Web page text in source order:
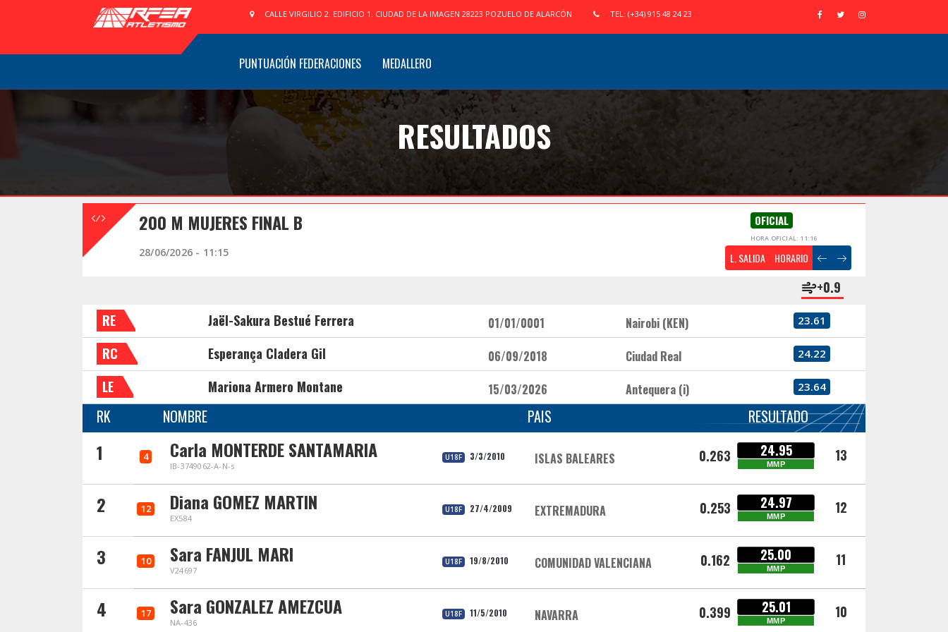
CALLE VIRGILIO 2. EDIFICIO 1. CIUDAD DE LA IMAGEN 28223 POZUELO DE ALARCÓN TEL: (+34) 915 48 24 23
PUNTUACIÓN FEDERACIONES MEDALLERO
RESULTADOS
200 M MUJERES FINAL B OFICIAL
HORA OFICIAL: 11:16
28/06/2026 - 11:15 L. SALIDA HORARIO
+0.9
RE
Jaël-Sakura Bestué Ferrera 01/01/0001 Nairobi (KEN) 23.61
RC Esperança Cladera Gil 06/09/2018 Ciudad Real 24.22
LE Mariona Armero Montane 15/03/2026 Antequera (i) 23.64
RK NOMBRE PAIS RESULTADO
1 4 Carla MONTERDE SANTAMARIA
IB-3749062-A-N-s
U18F 3/3/2010 ISLAS BALEARES 0.263 24.95
MMP 13
2 12 Diana GOMEZ MARTIN
EX584
U18F 27/4/2009 EXTREMADURA 0.253 24.97
MMP 12
3 10 Sara FANJUL MARI
V24697
U18F 19/8/2010 COMUNIDAD VALENCIANA 0.162 25.00
MMP 11
4 17 Sara GONZALEZ AMEZCUA
NA-436
U18F 11/5/2010 NAVARRA 0.399 25.01
MMP 10